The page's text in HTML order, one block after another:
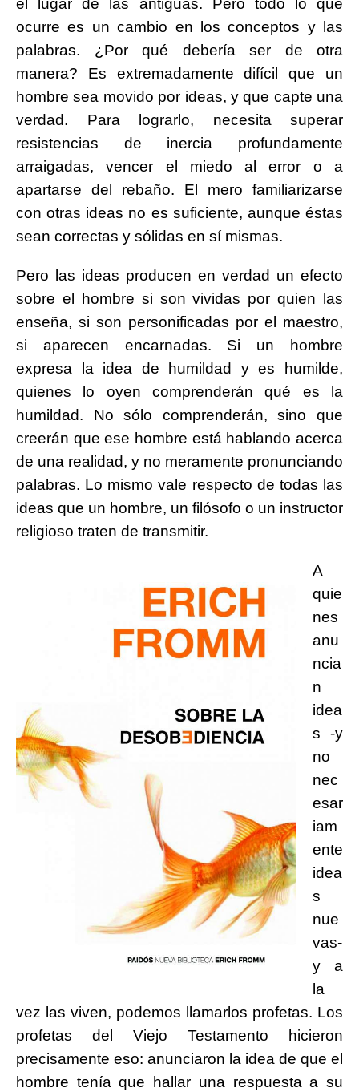
el lugar de las antiguas. Pero todo lo que
ocurre es un cambio en los conceptos y las
palabras. ¿Por qué debería ser de otra
manera? Es extremadamente difícil que un
hombre sea movido por ideas, y que capte una
verdad. Para lograrlo, necesita superar
resistencias de inercia profundamente
arraigadas, vencer el miedo al error o a
apartarse del rebaño. El mero familiarizarse
con otras ideas no es suficiente, aunque éstas
sean correctas y sólidas en sí mismas.
Pero las ideas producen en verdad un efecto
sobre el hombre si son vividas por quien las
enseña, si son personificadas por el maestro,
si aparecen encarnadas. Si un hombre
expresa la idea de humildad y es humilde,
quienes lo oyen comprenderán qué es la
humildad. No sólo comprenderán, sino que
creerán que ese hombre está hablando acerca
de una realidad, y no meramente pronunciando
palabras. Lo mismo vale respecto de todas las
ideas que un hombre, un filósofo o un instructor
religioso traten de transmitir.
A
quie
nes
anu
ncia
n
idea
s -y
no
nec
esar
iam
ente
idea
s
nue
vas-
y a
la
vez las viven, podemos llamarlos profetas. Los
profetas del Viejo Testamento hicieron
precisamente eso: anunciaron la idea de que el
hombre tenía que hallar una respuesta a su